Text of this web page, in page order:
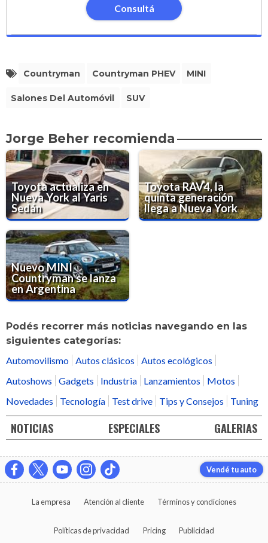
Consultá
Countryman Countryman PHEV MINI
Salones Del Automóvil SUV
Jorge Beher recomienda
Toyota actualiza en
Nueva York al Yaris
Sedán
Toyota RAV4, la
quinta generación
llega a Nueva York
Nuevo MINI
Countryman se lanza
en Argentina
Podés recorrer más noticias navegando en las
siguientes categorías:
Automovilismo Autos clásicos
Autos ecológicos
Autoshows
Gadgets Industria Lanzamientos
Motos
Novedades
Tecnología Test drive Tips y Consejos Tuning
NOTICIAS ESPECIALES GALERIAS
Vendé tu auto
La empresa Atención al cliente Términos y condiciones
Políticas de privacidad Pricing Publicidad